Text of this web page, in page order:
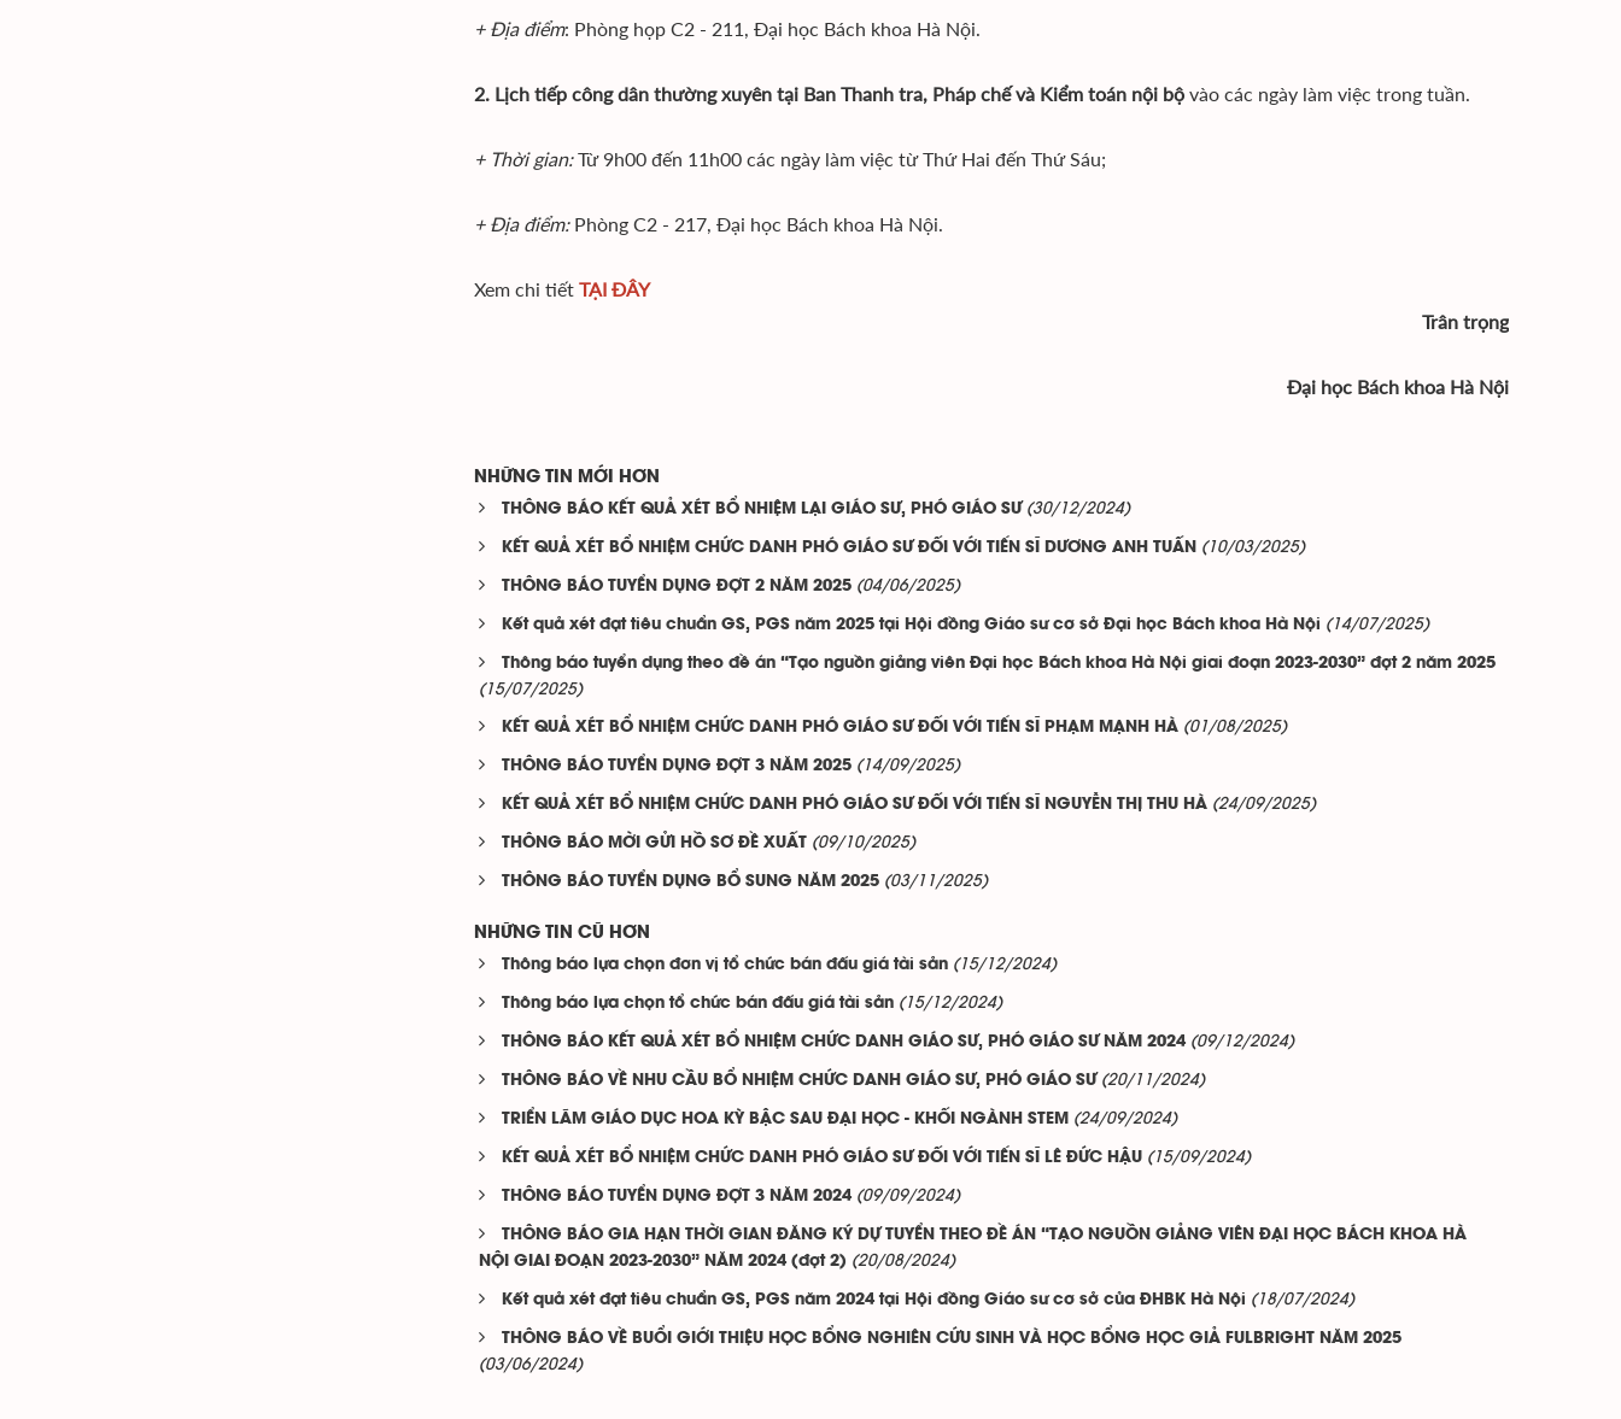
+ Địa điểm: Phòng họp C2 - 211, Đại học Bách khoa Hà Nội.
2. Lịch tiếp công dân thường xuyên tại Ban Thanh tra, Pháp chế và Kiểm toán nội bộ vào các ngày làm việc trong tuần.
+ Thời gian:Từ 9h00 đến 11h00 các ngày làm việc từ Thứ Hai đến Thứ Sáu;
+ Địa điểm:Phòng C2 - 217, Đại học Bách khoa Hà Nội.
Xem chi tiết TẠI ĐÂY
Trân trọng
Đại học Bách khoa Hà Nội
NHỮNG TIN MỚI HƠN
THÔNG BÁO KẾT QUẢ XÉT BỔ NHIỆM LẠI GIÁO SƯ, PHÓ GIÁO SƯ (30/12/2024)
KẾT QUẢ XÉT BỔ NHIỆM CHỨC DANH PHÓ GIÁO SƯ ĐỐI VỚI TIẾN SĨ DƯƠNG ANH TUẤN (10/03/2025)
THÔNG BÁO TUYỂN DỤNG ĐỢT 2 NĂM 2025 (04/06/2025)
Kết quả xét đạt tiêu chuẩn GS, PGS năm 2025 tại Hội đồng Giáo sư cơ sở Đại học Bách khoa Hà Nội (14/07/2025)
Thông báo tuyển dụng theo đề án “Tạo nguồn giảng viên Đại học Bách khoa Hà Nội giai đoạn 2023-2030” đợt 2 năm 2025
(15/07/2025)
KẾT QUẢ XÉT BỔ NHIỆM CHỨC DANH PHÓ GIÁO SƯ ĐỐI VỚI TIẾN SĨ PHẠM MẠNH HÀ (01/08/2025)
THÔNG BÁO TUYỂN DỤNG ĐỢT 3 NĂM 2025 (14/09/2025)
KẾT QUẢ XÉT BỔ NHIỆM CHỨC DANH PHÓ GIÁO SƯ ĐỐI VỚI TIẾN SĨ NGUYỄN THỊ THU HÀ (24/09/2025)
THÔNG BÁO MỜI GỬI HỒ SƠ ĐỀ XUẤT (09/10/2025)
THÔNG BÁO TUYỂN DỤNG BỔ SUNG NĂM 2025 (03/11/2025)
NHỮNG TIN CŨ HƠN
Thông báo lựa chọn đơn vị tổ chức bán đấu giá tài sản (15/12/2024)
Thông báo lựa chọn tổ chức bán đấu giá tài sản (15/12/2024)
THÔNG BÁO KẾT QUẢ XÉT BỔ NHIỆM CHỨC DANH GIÁO SƯ, PHÓ GIÁO SƯ NĂM 2024 (09/12/2024)
THÔNG BÁO VỀ NHU CẦU BỔ NHIỆM CHỨC DANH GIÁO SƯ, PHÓ GIÁO SƯ (20/11/2024)
TRIỂN LÃM GIÁO DỤC HOA KỲ BẬC SAU ĐẠI HỌC - KHỐI NGÀNH STEM (24/09/2024)
KẾT QUẢ XÉT BỔ NHIỆM CHỨC DANH PHÓ GIÁO SƯ ĐỐI VỚI TIẾN SĨ LÊ ĐỨC HẬU (15/09/2024)
THÔNG BÁO TUYỂN DỤNG ĐỢT 3 NĂM 2024 (09/09/2024)
THÔNG BÁO GIA HẠN THỜI GIAN ĐĂNG KÝ DỰ TUYỂN THEO ĐỀ ÁN “TẠO NGUỒN GIẢNG VIÊN ĐẠI HỌC BÁCH KHOA HÀ
NỘI GIAI ĐOẠN 2023-2030” NĂM 2024 (đợt 2) (20/08/2024)
Kết quả xét đạt tiêu chuẩn GS, PGS năm 2024 tại Hội đồng Giáo sư cơ sở của ĐHBK Hà Nội (18/07/2024)
THÔNG BÁO VỀ BUỔI GIỚI THIỆU HỌC BỔNG NGHIÊN CỨU SINH VÀ HỌC BỔNG HỌC GIẢ FULBRIGHT NĂM 2025
(03/06/2024)